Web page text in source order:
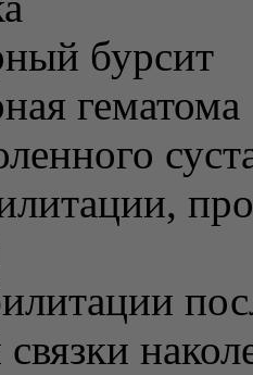
бурсит
гематома
связки